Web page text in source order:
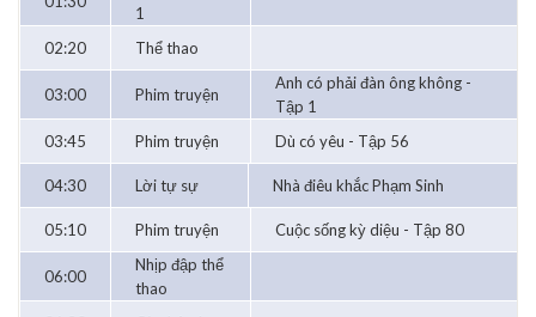
1
02:20
Thể thao
03:00 Phim truyện
Anh có phải đàn ông không -
Tập 1
03:45
Phim truyện Dù có yêu - Tập 56
04:30 Lời tự sự Nhà điêu khắc Phạm Sinh
05:10 Phim truyện Cuộc sống kỳ diệu - Tập 80
06:00
Nhịp đập thể
thao